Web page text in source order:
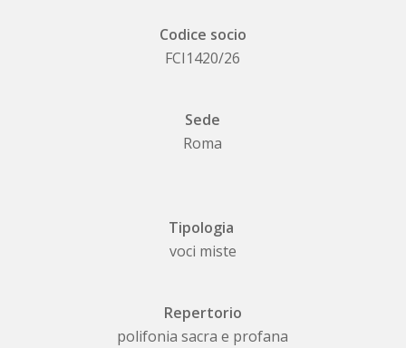
Codice socio
FCI1420/26
Sede
Roma
Tipologia
voci miste
Repertorio
polifonia sacra e profana